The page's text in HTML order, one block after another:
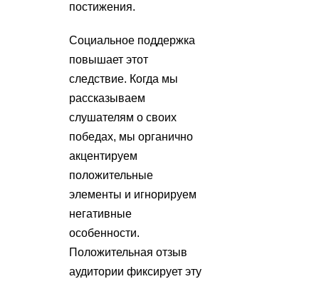
постижения.
Социальное поддержка
повышает этот
следствие. Когда мы
рассказываем
слушателям о своих
победах, мы органично
акцентируем
положительные
элементы и игнорируем
негативные
особенности.
Положительная отзыв
аудитории фиксирует эту